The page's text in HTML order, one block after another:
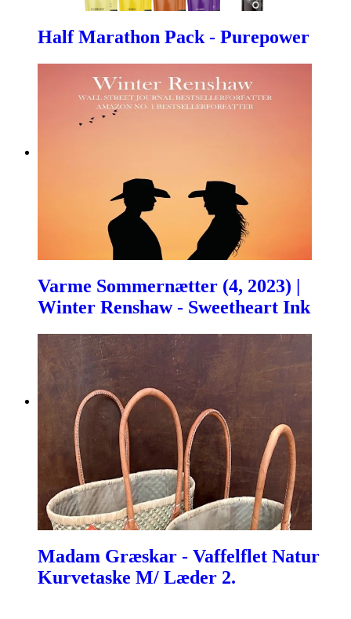
Half Marathon Pack - Purepower
Varme Sommernætter (4, 2023) |
Winter Renshaw - Sweetheart Ink
Madam Græskar - Vaffelflet Natur
Kurvetaske M/ Læder 2.